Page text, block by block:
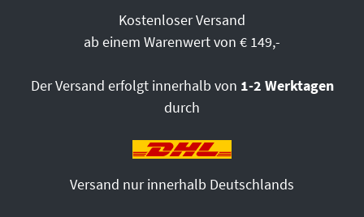
Kostenloser Versand
ab einem Warenwert von € 149,-
Der Versand erfolgt innerhalb von 1-2 Werktagen
durch
Versand nur innerhalb Deutschlands